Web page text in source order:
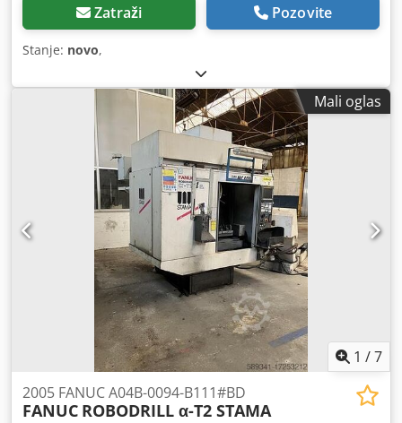
Zatraži Pozovite
Stanje: novo,
Mali oglas
1 /7
2005 FANUC A04B-0094-B111#BD
FANUC ROBODRILL α-T2 STAMA